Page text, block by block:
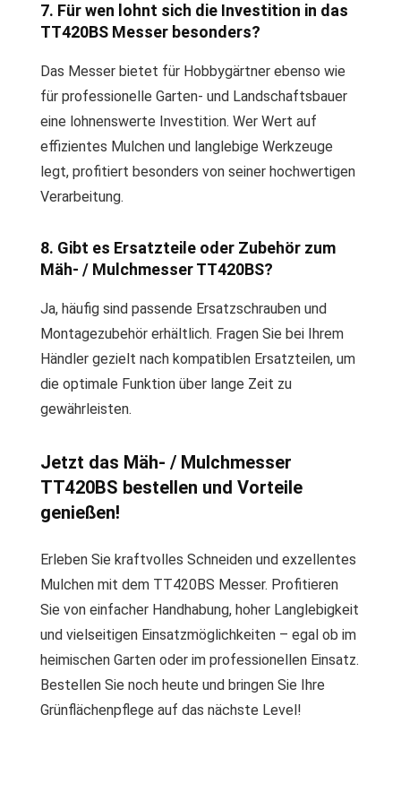
7. Für wen lohnt sich die Investition in das
TT420BS Messer besonders?
Das Messer bietet für Hobbygärtner ebenso wie
für professionelle Garten- und Landschaftsbauer
eine lohnenswerte Investition. Wer Wert auf
effizientes Mulchen und langlebige Werkzeuge
legt, profitiert besonders von seiner hochwertigen
Verarbeitung.
8. Gibt es Ersatzteile oder Zubehör zum
Mäh- / Mulchmesser TT420BS?
Ja, häufig sind passende Ersatzschrauben und
Montagezubehör erhältlich. Fragen Sie bei Ihrem
Händler gezielt nach kompatiblen Ersatzteilen, um
die optimale Funktion über lange Zeit zu
gewährleisten.
Jetzt das Mäh- / Mulchmesser
TT420BS bestellen und Vorteile
genießen!
Erleben Sie kraftvolles Schneiden und exzellentes
Mulchen mit dem TT420BS Messer. Profitieren
Sie von einfacher Handhabung, hoher Langlebigkeit
und vielseitigen Einsatzmöglichkeiten – egal ob im
heimischen Garten oder im professionellen Einsatz.
Bestellen Sie noch heute und bringen Sie Ihre
Grünflächenpflege auf das nächste Level!